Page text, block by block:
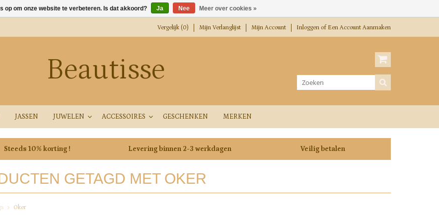
Vergelijk (0) Mijn Verlanglijst Mijn Account Inloggen of Een Account Aanmaken
Beautisse
JASSEN JUWELEN ACCESSOIRES GESCHENKEN MERKEN
Steeds 10% korting ! Levering binnen 2-3 werkdagen Veilig betalen
GETAGD MET OKER
Oker
op om onze website te verbeteren. Is dat akkoord? Ja Nee Meer over cookies »